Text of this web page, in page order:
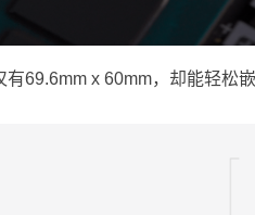
69.6mm x 60mm，却能轻松